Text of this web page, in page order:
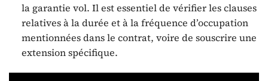
la garantie vol. Il est essentiel de vérifier les clauses
relatives à la durée et à la fréquence d’occupation
mentionnées dans le contrat, voire de souscrire une
extension spécifique.